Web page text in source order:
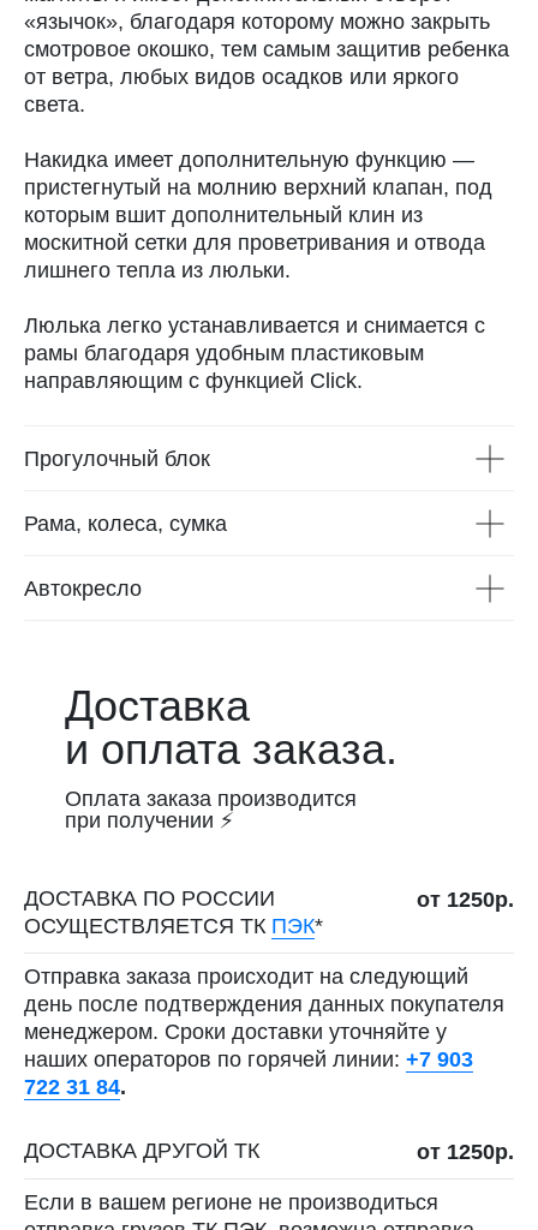
«язычок», благодаря которому можно закрыть
смотровое окошко, тем самым защитив ребенка
от ветра, любых видов осадков или яркого
света.
Накидка имеет дополнительную функцию —
пристегнутый на молнию верхний клапан, под
которым вшит дополнительный клин из
москитной сетки для проветривания и отвода
лишнего тепла из люльки.
Люлька легко устанавливается и снимается с
рамы благодаря удобным пластиковым
направляющим с функцией Click.
Прогулочный блок
Рама, колеса, сумка
Автокресло
Доставка
и оплата заказа.
Оплата заказа производится
при получении ⚡
ДОСТАВКА ПО РОССИИ
ОСУЩЕСТВЛЯЕТСЯ ТК ПЭК*
от 1250р.
Отправка заказа происходит на следующий
день после подтверждения данных покупателя
менеджером. Сроки доставки уточняйте у
наших операторов по горячей линии: +7 903
722 31 84.
ДОСТАВКА ДРУГОЙ ТК от 1250р.
Если в вашем регионе не производиться